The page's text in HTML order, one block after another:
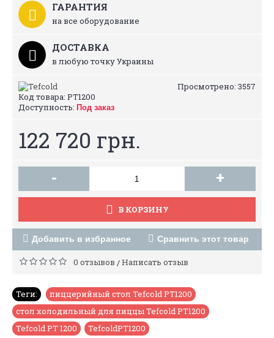
ГАРАНТИЯ
на все оборудование
ДОСТАВКА
в любую точку Украины
Просмотрено: 3557
Код товара: PT1200
Доступность: Под заказ
122 720 грн.
- +
В КОРЗИНУ
Добавить в избранное Сравнить этот товар
0 отзывов /Написать отзыв
Теги: пиццерийный стол Tefcold PT1200
стол холодильный для пиццы Tefcold PT1200
Tefcold PT 1200
TefcoldPT1200